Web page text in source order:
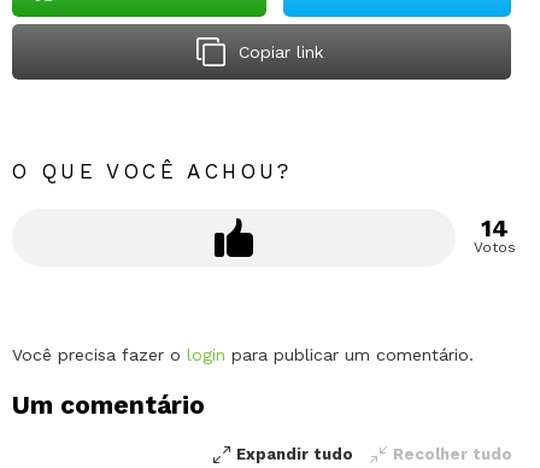
Copiar link
O QUE VOCÊ ACHOU?
14
Votos
Deixe
comentário
Você precisa fazer o login para publicar um comentário.
Um comentário
Expandir tudo Recolher tudo